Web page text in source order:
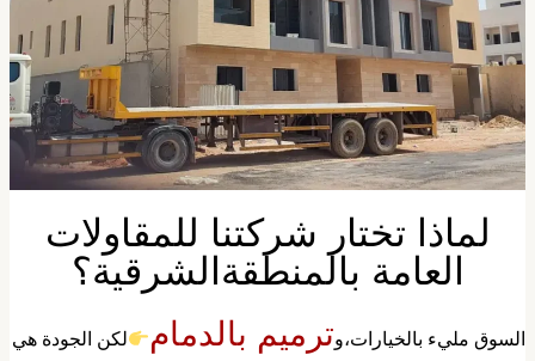
​لماذا تختار شركتنا للمقاولات
العامة بالمنطقةالشرقية؟
مليء بالخيارات،وترميم بالدمام
لكن الجودة هي